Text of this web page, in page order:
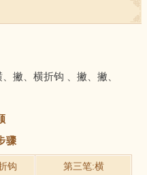
撇、横折钩 、撇、撇、
骤
钩 第三笔:横